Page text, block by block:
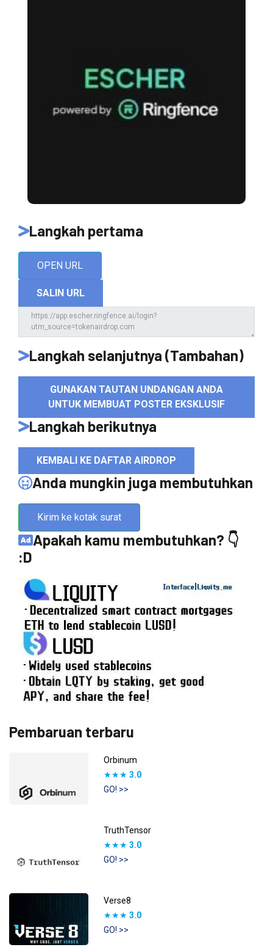
Langkah pertama
OPEN URL
SALIN URL
Langkah selanjutnya (Tambahan)
GUNAKAN TAUTAN UNDANGAN ANDA
UNTUK MEMBUAT POSTER EKSKLUSIF
Langkah berikutnya
KEMBALI KE DAFTAR AIRDROP
Anda mungkin juga membutuhkan
Kirim ke kotak surat
Apakah kamu membutuhkan? 👇
:D
Pembaruan terbaru
Orbinum
★★★ 3.0
GO! >>
TruthTensor
★★★ 3.0
GO! >>
Verse8
★★★ 3.0
GO! >>